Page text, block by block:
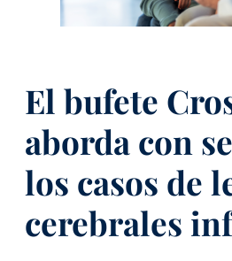
El bufete
aborda con
los casos de
cerebrales